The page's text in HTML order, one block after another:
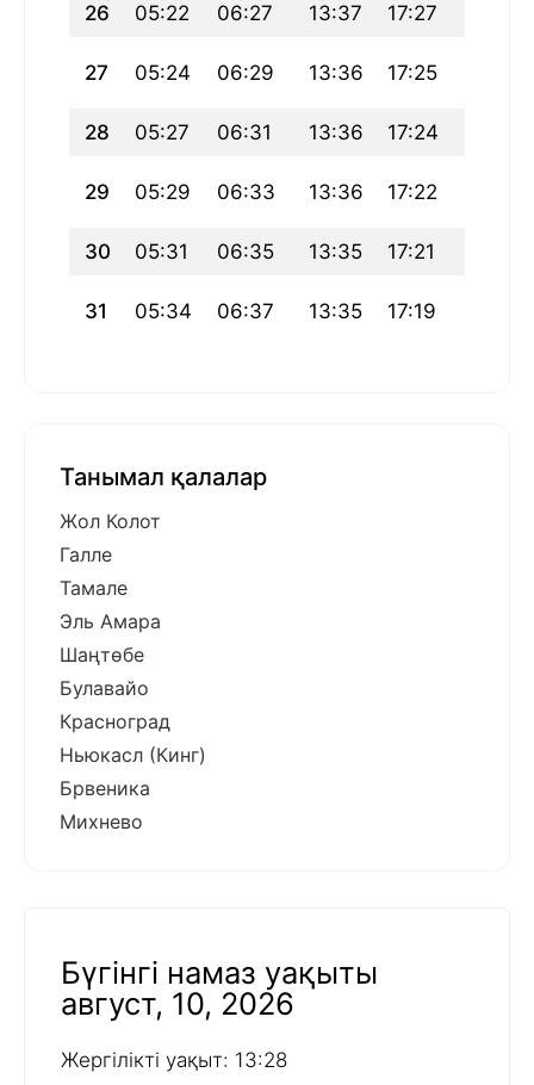
26 05:22 06:27 13:37 17:27
27 05:24 06:29 13:36 17:25
28 05:27 06:31 13:36 17:24
29 05:29 06:33 13:36 17:22
30 05:31 06:35 13:35 17:21
31 05:34 06:37 13:35 17:19
Танымал қалалар
Жол Колот
Галле
Тамале
Эль Амара
Шаңтөбе
Булавайо
Красноград
Ньюкасл (Кинг)
Брвеника
Михнево
Бүгінгі намаз уақыты
август, 10, 2026
Жергілікті уақыт: 13:28